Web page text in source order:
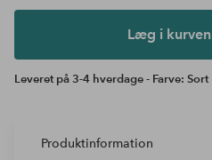
Læg i kurven
Leveret på 3-4 hverdage - Farve: Sort
Produktinformation